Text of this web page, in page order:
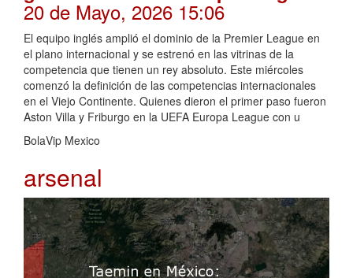
20 de Mayo, 2026 15:06
El equipo inglés amplió el dominio de la Premier League en
el plano internacional y se estrenó en las vitrinas de la
competencia que tienen un rey absoluto. Este miércoles
comenzó la definición de las competencias internacionales
en el Viejo Continente. Quienes dieron el primer paso fueron
Aston Villa y Friburgo en la UEFA Europa League con u
BolaVip Mexico
arsenal